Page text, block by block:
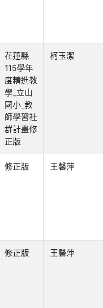
花蓮縣
115學年
度精進教
學_立山
國小_教
師學習社
群計畫修
正版
柯玉潔
修正版 王馨萍
修正版 王馨萍